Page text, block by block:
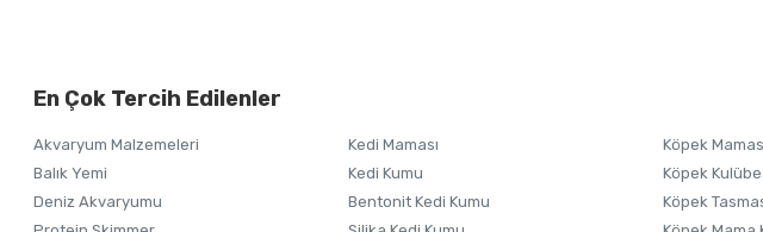
Ürünü
Ürün açıklamasında eksik bilgiler bulunuyor.
Ürün fiyatı diğer sitelerden daha pahalı.
En Çok Tercih Edilenler
Akvaryum Malzemeleri
Balık Yemi
Deniz Akvaryumu
Kedi Maması
Kedi Kumu
Bentonit Kedi Kumu
Köpek
Köpek
Köpek